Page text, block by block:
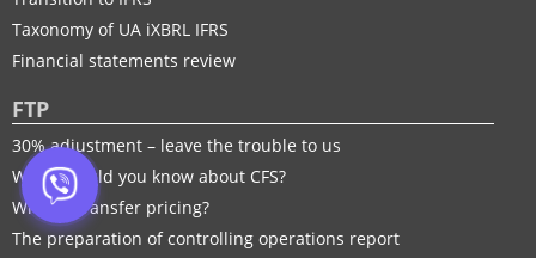
Taxonomy of UA іXBRL IFRS
Financial statements review
FTP
30% adjustment – leave the trouble to us
What should you know about CFS?
What is transfer pricing?
The preparation of controlling operations report